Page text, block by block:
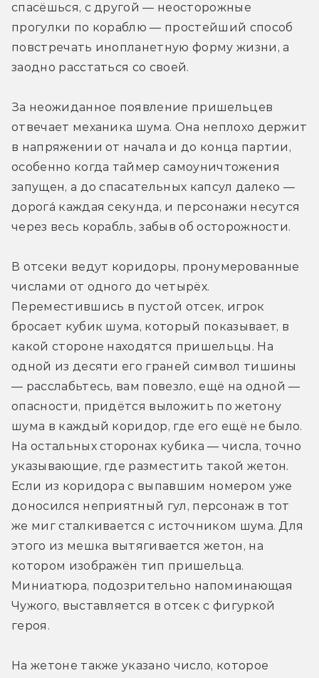
спасёшься, с другой — неосторожные
прогулки по кораблю — простейший способ
повстречать инопланетную форму жизни, а
заодно расстаться со своей.
За неожиданное появление пришельцев
отвечает механика шума. Она неплохо держит
в напряжении от начала и до конца партии,
особенно когда таймер самоуничтожения
запущен, а до спасательных капсул далеко —
дорога́ каждая секунда, и персонажи несутся
через весь корабль, забыв об осторожности.
В отсеки ведут коридоры, пронумерованные
числами от одного до четырёх.
Переместившись в пустой отсек, игрок
бросает кубик шума, который показывает, в
какой стороне находятся пришельцы. На
одной из десяти его граней символ тишины
— расслабьтесь, вам повезло, ещё на одной —
опасности, придётся выложить по жетону
шума в каждый коридор, где его ещё не было.
На остальных сторонах кубика — числа, точно
указывающие, где разместить такой жетон.
Если из коридора с выпавшим номером уже
доносился неприятный гул, персонаж в тот
же миг сталкивается с источником шума. Для
этого из мешка вытягивается жетон, на
котором изображён тип пришельца.
Миниатюра, подозрительно напоминающая
Чужого, выставляется в отсек с фигуркой
героя.
На жетоне также указано число, которое